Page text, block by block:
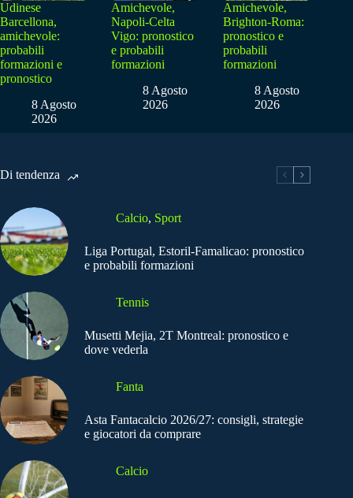
Udinese
Barcellona,
amichevole:
probabili
formazioni e
pronostico
8 Agosto
2026
Amichevole,
Napoli-Celta
Vigo: pronostico
e probabili
formazioni
8 Agosto
2026
Amichevole,
Brighton-Roma:
pronostico e
probabili
formazioni
8 Agosto
2026
Di tendenza
Calcio, Sport
Liga Portugal, Estoril-Famalicao: pronostico
e probabili formazioni
Tennis
Musetti Mejia, 2T Montreal: pronostico e
dove vederla
Fanta
Asta Fantacalcio 2026/27: consigli, strategie
e giocatori da comprare
Calcio